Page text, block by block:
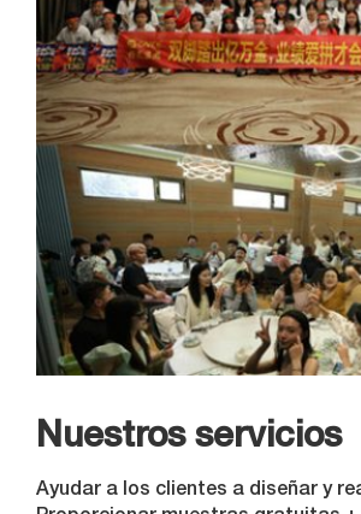
Nuestros servicios
Ayudar a los clientes a diseñar y